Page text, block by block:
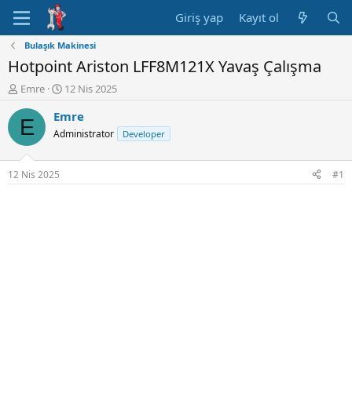
Giriş yap Kayıt ol
Bulaşık Makinesi
Hotpoint Ariston LFF8M121X Yavaş Çalışma
K
n
u
y
u
B
a
Emre
B
ş
l
n
ı
12 Nis 2025
E Emre
Administrator Developer
12 Nis 2025 #1